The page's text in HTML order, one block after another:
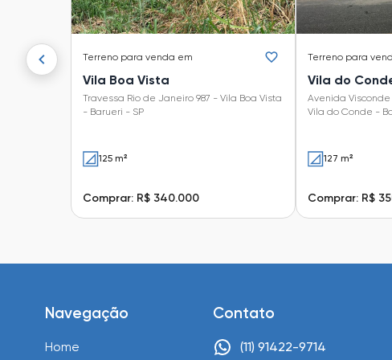
Terreno para venda em
Vila Boa Vista
Travessa Rio de Janeiro 987 - Vila Boa Vista
- Barueri - SP
125 m²
Comprar: R$ 340.000
Terreno para
Vila do
Avenida
Vila do Conde -
127 m²
Comprar: R$
Navegação
Home
Contato
(11) 91422-9714